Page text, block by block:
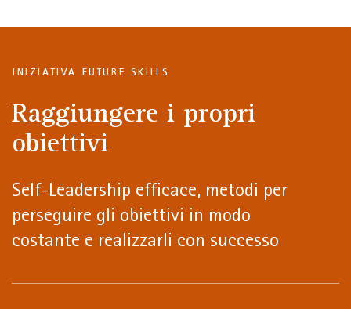
INIZIATIVA FUTURE SKILLS
Raggiungere i propri
obiettivi
Self-Leadership efficace, metodi per
perseguire gli obiettivi in modo
costante e realizzarli con successo